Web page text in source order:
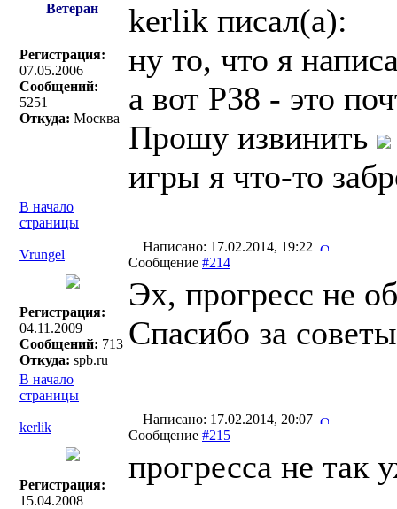
Ветеран
Регистрация:
07.05.2006
Сообщений:
5251
Откуда: Москва
kerlik писал(a):
ну то, что я
а вот Р38 - это
Прошу извинить
игры я что-то
В начало
страницы
Vrungel
Написано: 17.02.2014, 19:22
Сообщение #214
Регистрация:
04.11.2009
Сообщений: 713
Откуда: spb.ru
Эх, прогресс не
Спасибо за
В начало
страницы
kerlik
Написано: 17.02.2014, 20:07
Сообщение #215
Регистрация:
15.04.2008
прогресса не так